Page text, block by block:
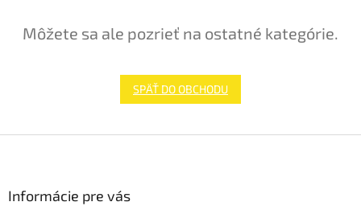
Môžete sa ale pozrieť na ostatné kategórie.
SPÄŤ DO OBCHODU
Informácie pre vás